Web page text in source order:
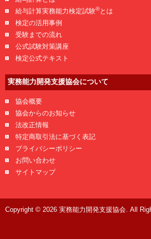
給与計算実務能力検定試験®とは
検定の活用事例
受験までの流れ
公式試験対策講座
検定公式テキスト
実務能力開発支援協会について
協会概要
協会からのお知らせ
法改正情報
特定商取引法に基づく表記
プライバシーポリシー
お問い合わせ
サイトマップ
Copyright © 2026 実務能力開発支援協会. All